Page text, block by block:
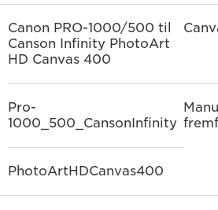
Canon PRO-1000/500 til
Canson Infinity PhotoArt
HD Canvas 400
Pro-
1000_500_CansonInfinity
PhotoArtHDCanvas400